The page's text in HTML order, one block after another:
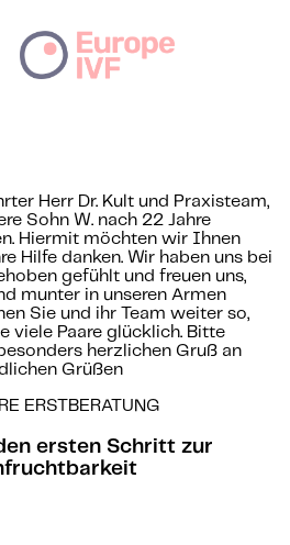
Herr Dr. Kult und Praxisteam,
Sohn W. nach 22 Jahre
Hiermit möchten wir Ihnen
Hilfe danken. Wir haben uns bei
gefühlt und freuen uns,
munter in unseren Armen
Sie und ihr Team weiter so,
viele Paare glücklich. Bitte
herzlichen Gruß an
Grüßen
ERSTBERATUNG
ersten Schritt zur